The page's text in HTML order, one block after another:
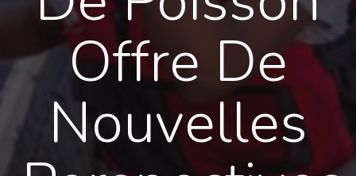
Offre De
Nouvelles